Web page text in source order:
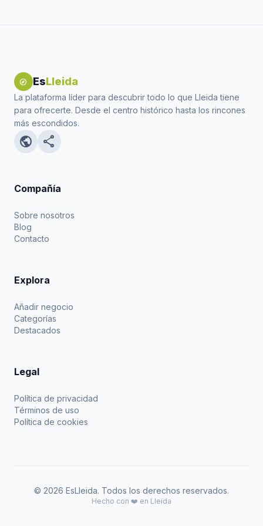
explore EsLleida
La plataforma líder para descubrir todo lo que Lleida tiene
para ofrecerte. Desde el centro histórico hasta los rincones
más escondidos.
public share
Compañía
Sobre nosotros
Blog
Contacto
Explora
Añadir negocio
Categorías
Destacados
Legal
Política de privacidad
Términos de uso
Política de cookies
© 2026 EsLleida. Todos los derechos reservados.
Hecho con ❤️ en Lleida